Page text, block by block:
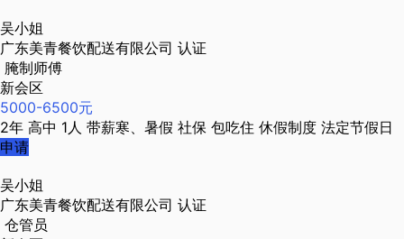
吴小姐
广东美青餐饮配送有限公司 认证
腌制师傅
新会区
5000-6500元
2年 高中 1人 带薪寒、暑假 社保 包吃住 休假制度 法定节假日
申请
吴小姐
广东美青餐饮配送有限公司 认证
仓管员